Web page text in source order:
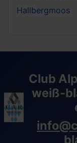
Hallbergmoos
Club
weiß-